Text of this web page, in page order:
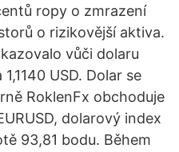
ropy o zmrazení
o rizikovější aktiva.
vůči dolaru
USD. Dolar se
RoklenFx obchoduje
dolarový index
93,81 bodu. Během